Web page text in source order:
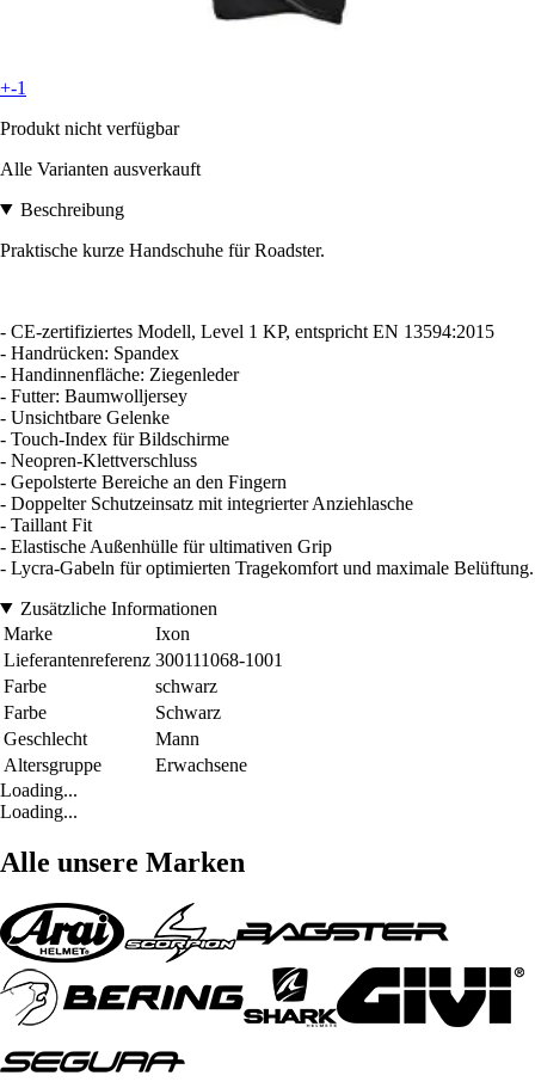
+-1
Produkt nicht verfügbar
Alle Varianten ausverkauft
Beschreibung
Praktische kurze Handschuhe für Roadster.
- CE-zertifiziertes Modell, Level 1 KP, entspricht EN 13594:2015
- Handrücken: Spandex
- Handinnenfläche: Ziegenleder
- Futter: Baumwolljersey
- Unsichtbare Gelenke
- Touch-Index für Bildschirme
- Neopren-Klettverschluss
- Gepolsterte Bereiche an den Fingern
- Doppelter Schutzeinsatz mit integrierter Anziehlasche
- Taillant Fit
- Elastische Außenhülle für ultimativen Grip
- Lycra-Gabeln für optimierten Tragekomfort und maximale Belüftung.
Zusätzliche Informationen
Marke
Ixon
Lieferantenreferenz 300111068-1001
Farbe
schwarz
Farbe
Schwarz
Geschlecht
Mann
Altersgruppe
Erwachsene
Loading...
Loading...
Alle unsere Marken